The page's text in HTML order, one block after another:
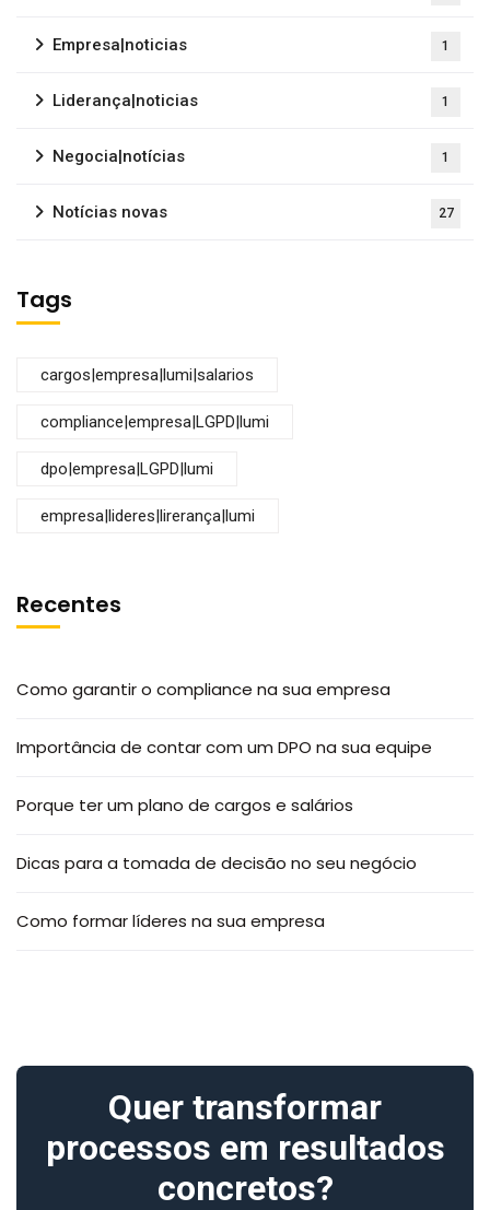
Empresa|noticias 1
Liderança|noticias 1
Negocia|notícias 1
Notícias novas 27
Tags
cargos|empresa|lumi|salarios
compliance|empresa|LGPD|lumi
dpo|empresa|LGPD|lumi
empresa|lideres|lirerança|lumi
Recentes
Como garantir o compliance na sua empresa
Importância de contar com um DPO na sua equipe
Porque ter um plano de cargos e salários
Dicas para a tomada de decisão no seu negócio
Como formar líderes na sua empresa
Quer transformar
processos em resultados
concretos?